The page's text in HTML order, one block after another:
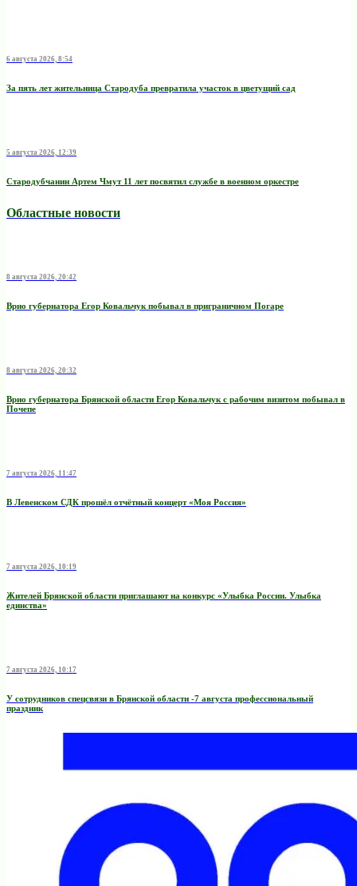
6 августа 2026, 8:54
За пять лет жительница Стародуба превратила участок в цветущий сад
5 августа 2026, 12:39
Стародубчанин Артем Чмут 11 лет посвятил службе в военном оркестре
Областные новости
8 августа 2026, 20:42
Врио губернатора Егор Ковальчук побывал в приграничном Погаре
8 августа 2026, 20:32
Врио губернатора Брянской области Егор Ковальчук с рабочим визитом побывал в
Почепе
7 августа 2026, 11:47
В Левенском СДК прошёл отчётный концерт «Моя Россия»
7 августа 2026, 10:19
Жителей Брянской области приглашают на конкурс «Улыбка России. Улыбка
единства»
7 августа 2026, 10:17
У сотрудников спецсвязи в Брянской области -7 августа профессиональный
праздник